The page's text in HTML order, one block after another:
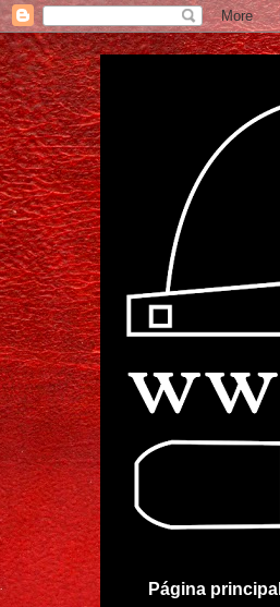
Página principal